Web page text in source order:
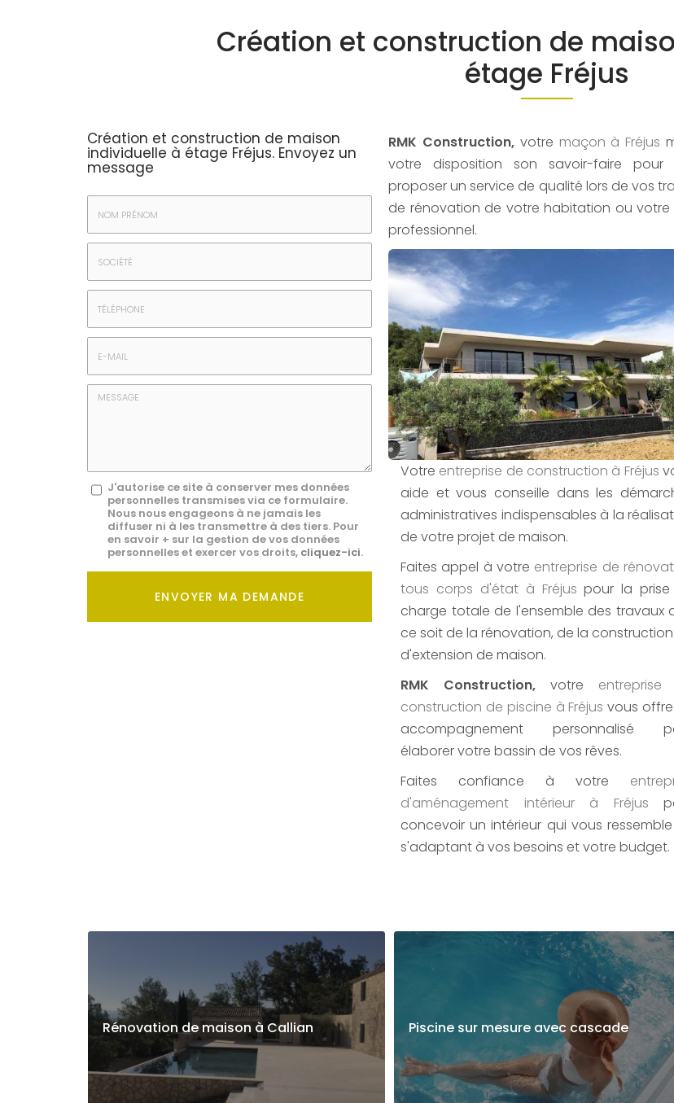
Création et construction de
étage Fréjus
Création et construction de maison
individuelle à étage Fréjus. Envoyez un
message
Nom
Prénom
Société
Téléphone
E-
Message
J'autorise ce site à conserver mes données
personnelles transmises via ce formulaire.
Nous nous engageons à ne jamais les
diffuser ni à les transmettre à des tiers. Pour
en savoir + sur la gestion de vos données
personnelles et exercer vos droits, cliquez-ici.
Acceptation
ENVOYER MA DEMANDE
RMK Construction, votre maçon à Fréjus
votre disposition son savoir-faire pour
proposer un service de qualité lors de vos
de rénovation de votre habitation ou votre
professionnel.
Votre entreprise de construction à Fréjus
aide et vous conseille dans les
administratives indispensables à la
de votre projet de maison.
Faites appel à votre entreprise de
tous corps d'état à Fréjus pour la
charge totale de l'ensemble des travaux
ce soit de la rénovation, de la
d'extension de maison.
RMK Construction, votre entreprise
construction de piscine à Fréjus vous
accompagnement personnalisé
élaborer votre bassin de vos rêves.
Faites confiance à votre
d'aménagement intérieur à Fréjus
concevoir un intérieur qui vous
s'adaptant à vos besoins et votre budget.
Rénovation de maison à Callian Piscine sur mesure avec cascade